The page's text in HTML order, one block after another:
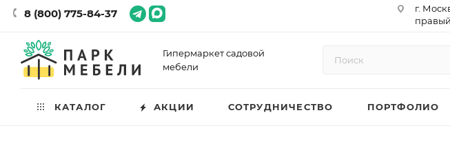
8 (800) 775-84-37
г.
правый
р/сч
Гипермаркет садовой
мебели
КАТАЛОГ АКЦИИ СОТРУДНИЧЕСТВО ПОРТФОЛИО